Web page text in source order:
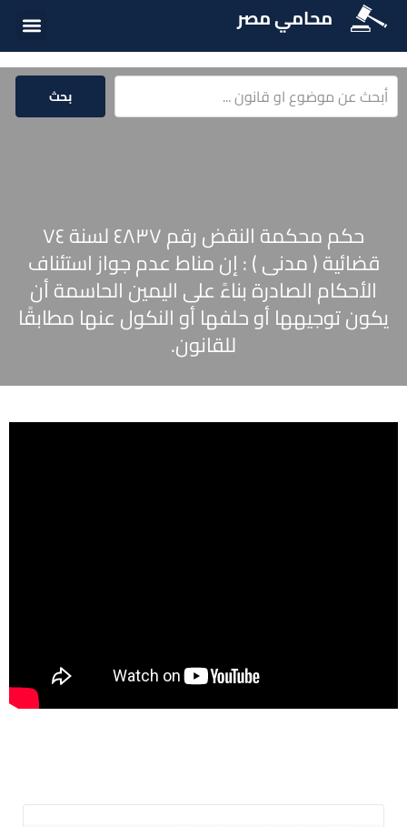
محامي مصر
بحث
حكم محكمة النقض رقم ٤٨٣٧ لسنة ٧٤
قضائية ( مدنى ) : إن مناط عدم جواز استئناف
الأحكام الصادرة بناءً على اليمين الحاسمة أن
يكون توجيهها أو حلفها أو النكول عنها مطابقًا
للقانون.